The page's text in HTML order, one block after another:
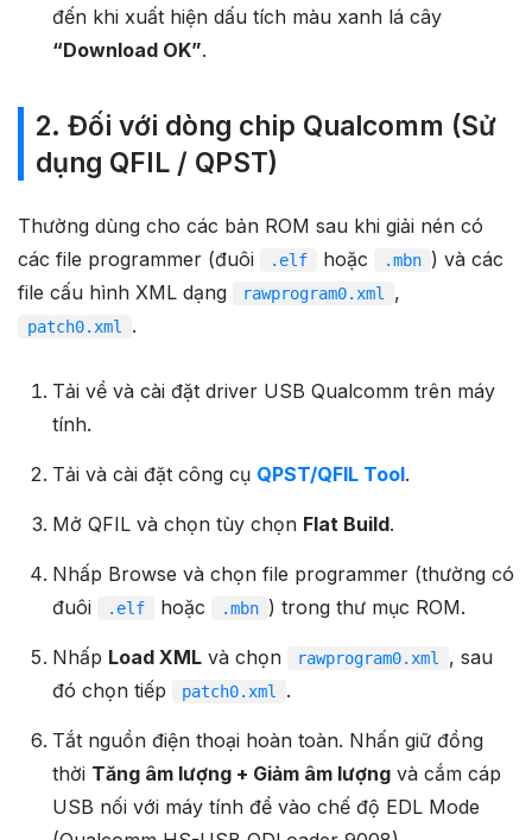
đến khi xuất hiện dấu tích màu xanh lá cây
“Download OK”.
2. Đối với dòng chip Qualcomm (Sử
dụng QFIL / QPST)
Thường dùng cho các bản ROM sau khi giải nén có
các file programmer (đuôi
.elf hoặc .mbn ) và các
file cấu hình XML dạng
rawprogram0.xml ,
patch0.xml .
Tải về và cài đặt driver USB Qualcomm trên máy
tính.
Tải và cài đặt công cụ QPST/QFIL Tool.
Mở QFIL và chọn tùy chọn Flat Build.
Nhấp Browse và chọn file programmer (thường có
đuôi
.elf hoặc .mbn ) trong thư mục ROM.
Nhấp Load XMLvà chọn rawprogram0.xml
, sau
đó chọn tiếp
patch0.xml .
Tắt nguồn điện thoại hoàn toàn. Nhấn giữ đồng
thời Tăng âm lượng + Giảm âm lượngvà cắm cáp
USB nối với máy tính để vào chế độ EDL Mode